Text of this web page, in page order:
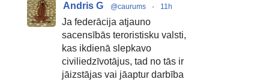
Andris G @caurums · 11h
Ja federācija atjauno
sacensībās teroristisku valsti,
kas ikdienā slepkavo
civiliedzīvotājus, tad no tās ir
jāizstājas vai jāaptur darbība